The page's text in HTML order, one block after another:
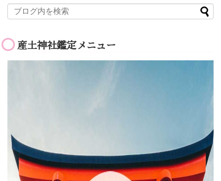
産土神社鑑定メニュー